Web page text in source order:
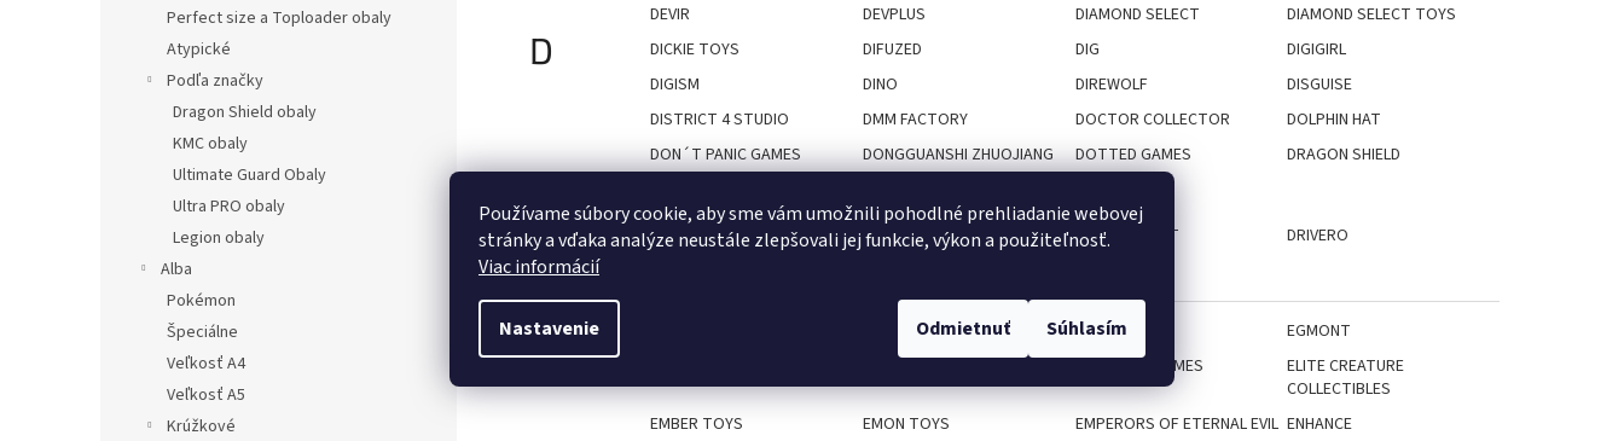
Používame súbory cookie, aby sme vám umožnili pohodlné prehliadanie webovej
stránky a vďaka analýze neustále zlepšovali jej funkcie, výkon a použiteľnosť.
Viac informácií
Nastavenie Odmietnuť Súhlasím
Perfect size a Toploader obaly
Atypické
Podľa značky
Dragon Shield obaly
KMC obaly
Ultimate Guard Obaly
Ultra PRO obaly
Legion obaly
Alba
Pokémon
Špeciálne
Veľkosť A4
Veľkosť A5
Krúžkové
D
DEVIR
DEVPLUS DIAMOND SELECT
DIAMOND SELECT TOYS
DICKIE TOYS
DIFUZED DIG
DIGIGIRL
DIGISM
DINO DIREWOLF
DISGUISE
DISTRICT 4 STUDIO
DMM FACTORY DOCTOR COLLECTOR
DOLPHIN HAT
DON´T PANIC GAMES
DONGGUANSHI ZHUOJIANG
WENHUAFAZHAN
YOUXIANGONGSI
DOTTED GAMES DRAGON SHIELD
DREAM BISTRO DREAM FIGURES DREAME MART
DRIVERO
EAGLE-GRYPHON GAMES EFX
EGMONT
ELEGANT ELF CREEK GAMES
ELITE CREATURE
COLLECTIBLES
EMBER TOYS
EMON TOYS EMPERORS OF ETERNAL EVIL ENHANCE